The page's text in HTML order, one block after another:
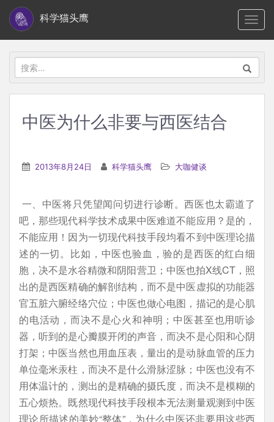
i
科学猫头鹰
搜
索：
中医为什么非要与西医结合
2013年8月24日 科学猫头鹰 大咖健谈
一、中医将只凭望闻问切进行诊断。西医也太霸道了
吧，那些现代科学技术成果中医难道不能应用？是的，
不能应用！因为一切现代科技手段均看不到中医理论描
述的一切。比如，中医也验血，验的是西医的红白细
胞，决不是水谷精微和阴阳营卫；中医也拍X线CT，照
出的是西医精确的解剖结构，而不是中医虚拟的功能器
官五脏六腑经络穴位；中医也做心电图，描记的是心肌
的电活动，而决不是心火和神明；中医甚至也用听诊
器，听到的是心瓣膜开闭的声音，而决不是心阳和心阴
打架；中医当然也用血压表，量出的是动脉血管的压力
单位毫米汞柱，而决不是什么滑脉涩脉；中医也没有不
用体温计的，测出的是精确的摄氏度，而决不是模糊的
五心烦热。既然现代科技手段根本无法测量观测到中医
理论所描述的美妙“整体”，为什么中医还非要用这些西